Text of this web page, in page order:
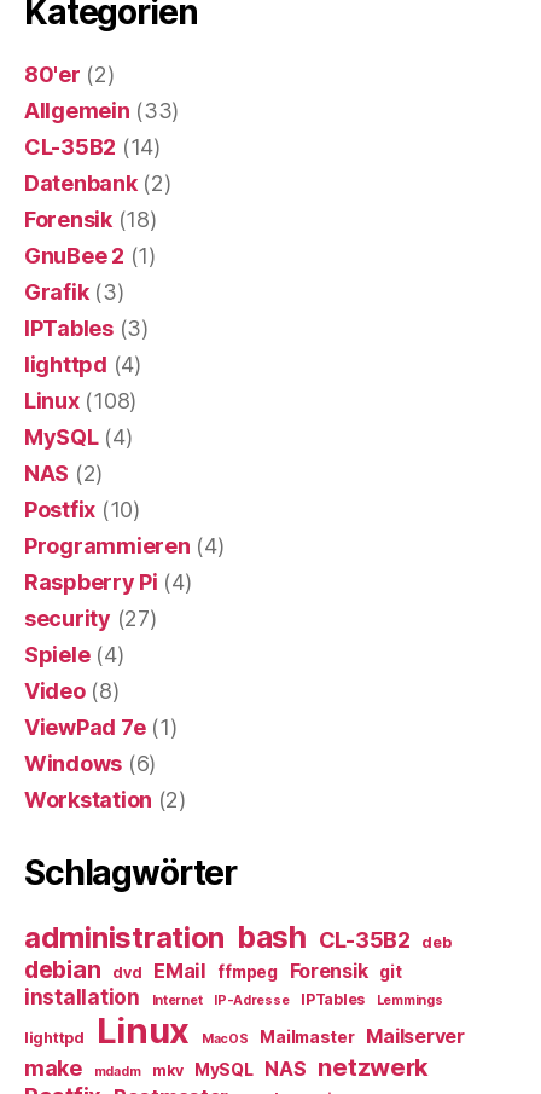
Kategorien
80'er (2)
Allgemein (33)
CL-35B2 (14)
Datenbank(2)
Forensik(18)
GnuBee 2 (1)
Grafik(3)
IPTables(3)
lighttpd (4)
Linux(108)
MySQL(4)
NAS (2)
Postfix (10)
Programmieren (4)
Raspberry Pi (4)
security (27)
Spiele(4)
Video(8)
ViewPad 7e(1)
Windows (6)
Workstation (2)
Schlagwörter
administration bash CL-35B2 deb
debian dvd EMail ffmpeg Forensik git
installation Internet IP-Adresse IPTables Lemmings
lighttpd Linux MacOS Mailmaster Mailserver
make mdadm mkv MySQL NAS netzwerk